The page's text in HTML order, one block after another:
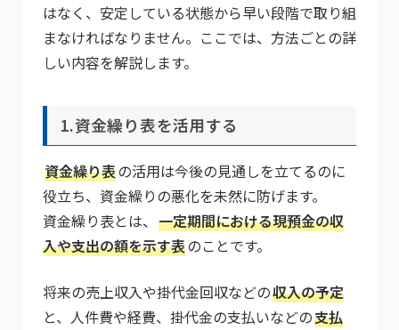
はなく、安定している状態から早い段階で取り組
まなければなりません。ここでは、方法ごとの詳
しい内容を解説します。
1.資金繰り表を活用する
資金繰り表の活用は今後の見通しを立てるのに
役立ち、資金繰りの悪化を未然に防げます。
資金繰り表とは、 一定期間における現預金の収
入や支出の額を示す表のことです。
将来の売上収入や掛代金回収などの収入の予定
と、人件費や経費、掛代金の支払いなどの支払